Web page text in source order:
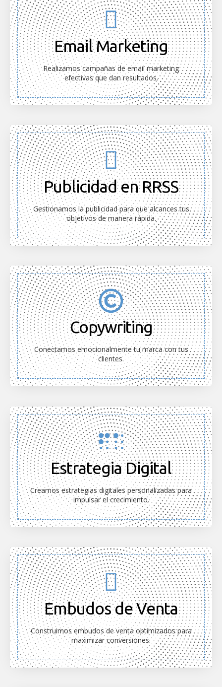
Email Marketing
Realizamos campañas de email marketing
efectivas que dan resultados.
Publicidad en RRSS
Gestionamos la publicidad para que alcances tus
objetivos de manera rápida.
Copywriting
Conectamos emocionalmente tu marca con tus
clientes.
Estrategia Digital
Creamos estrategias digitales personalizadas para
impulsar el crecimiento.
Embudos de Venta
Construimos embudos de venta optimizados para
maximizar conversiones.